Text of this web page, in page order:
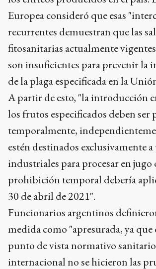
Europea consideró que esas
recurrentes demuestran que las
fitosanitarias actualmente
son insuficientes para prevenir la
de la plaga especificada en la
A partir de esto, "la introducción
los frutos especificados deben
temporalmente,
estén destinados exclusivamente a
industriales para procesar en jugo
prohibición temporal debería
30 de abril de 2021".
Funcionarios argentinos
medida como "apresurada, ya que
punto de vista normativo sanitario
internacional no se hicieron las